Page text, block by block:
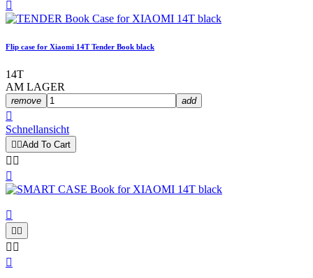

Flip case for Xiaomi 14T Tender Book black
14T
AM LAGER
remove add

Schnellansicht
 Add To Cart
 


 
 
